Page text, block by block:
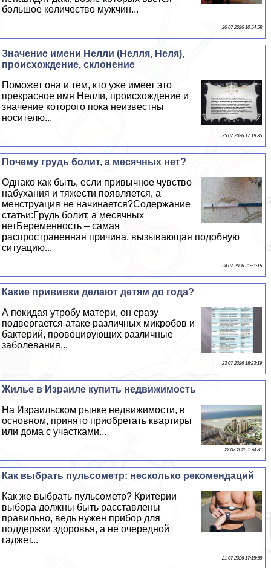
большое количество мужчин...
26 07 2026 10:54:58
Значение имени Нелли (Нелля, Неля),
происхождение, склонение
Поможет она и тем, кто уже имеет это
прекрасное имя Нелли, происхождение и
значение которого пока неизвестны
носителю...
25 07 2026 17:19:35
Почему гpyдь болит, а мecячных нет?
Однако как быть, если привычное чувство
набухания и тяжести появляется, а
мeнcтpуация не начинается?Содержание
статьи:Гpyдь болит, а мecячных
нетБеременность – самая
распространенная причина, вызывающая подобную
ситуацию...
24 07 2026 21:51:15
Какие прививки делают детям до года?
А покидая утробу матери, он сразу
подвергается атаке различных микробов и
бактерий, провоцирующих различные
заболевания...
23 07 2026 18:23:19
Жилье в Израиле купить недвижимость
На Израильском рынке недвижимости, в
основном, принято приобретать квартиры
или дома с участками...
22 07 2026 1:24:31
Как выбрать пульсометр: несколько рекомендаций
Как же выбрать пульсометр? Критерии
выбора должны быть расставлены
правильно, ведь нужен прибор для
поддержки здоровья, а не очередной
гаджет...
21 07 2026 17:15:58